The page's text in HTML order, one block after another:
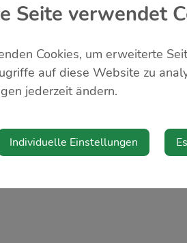
Seite verwendet
Cookies, um erweiterte
auf diese Website zu
jederzeit ändern.
Individuelle Einstellungen